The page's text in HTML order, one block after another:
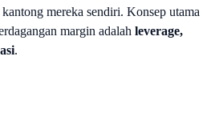
mereka sendiri. Konsep utama
margin adalah leverage,
.